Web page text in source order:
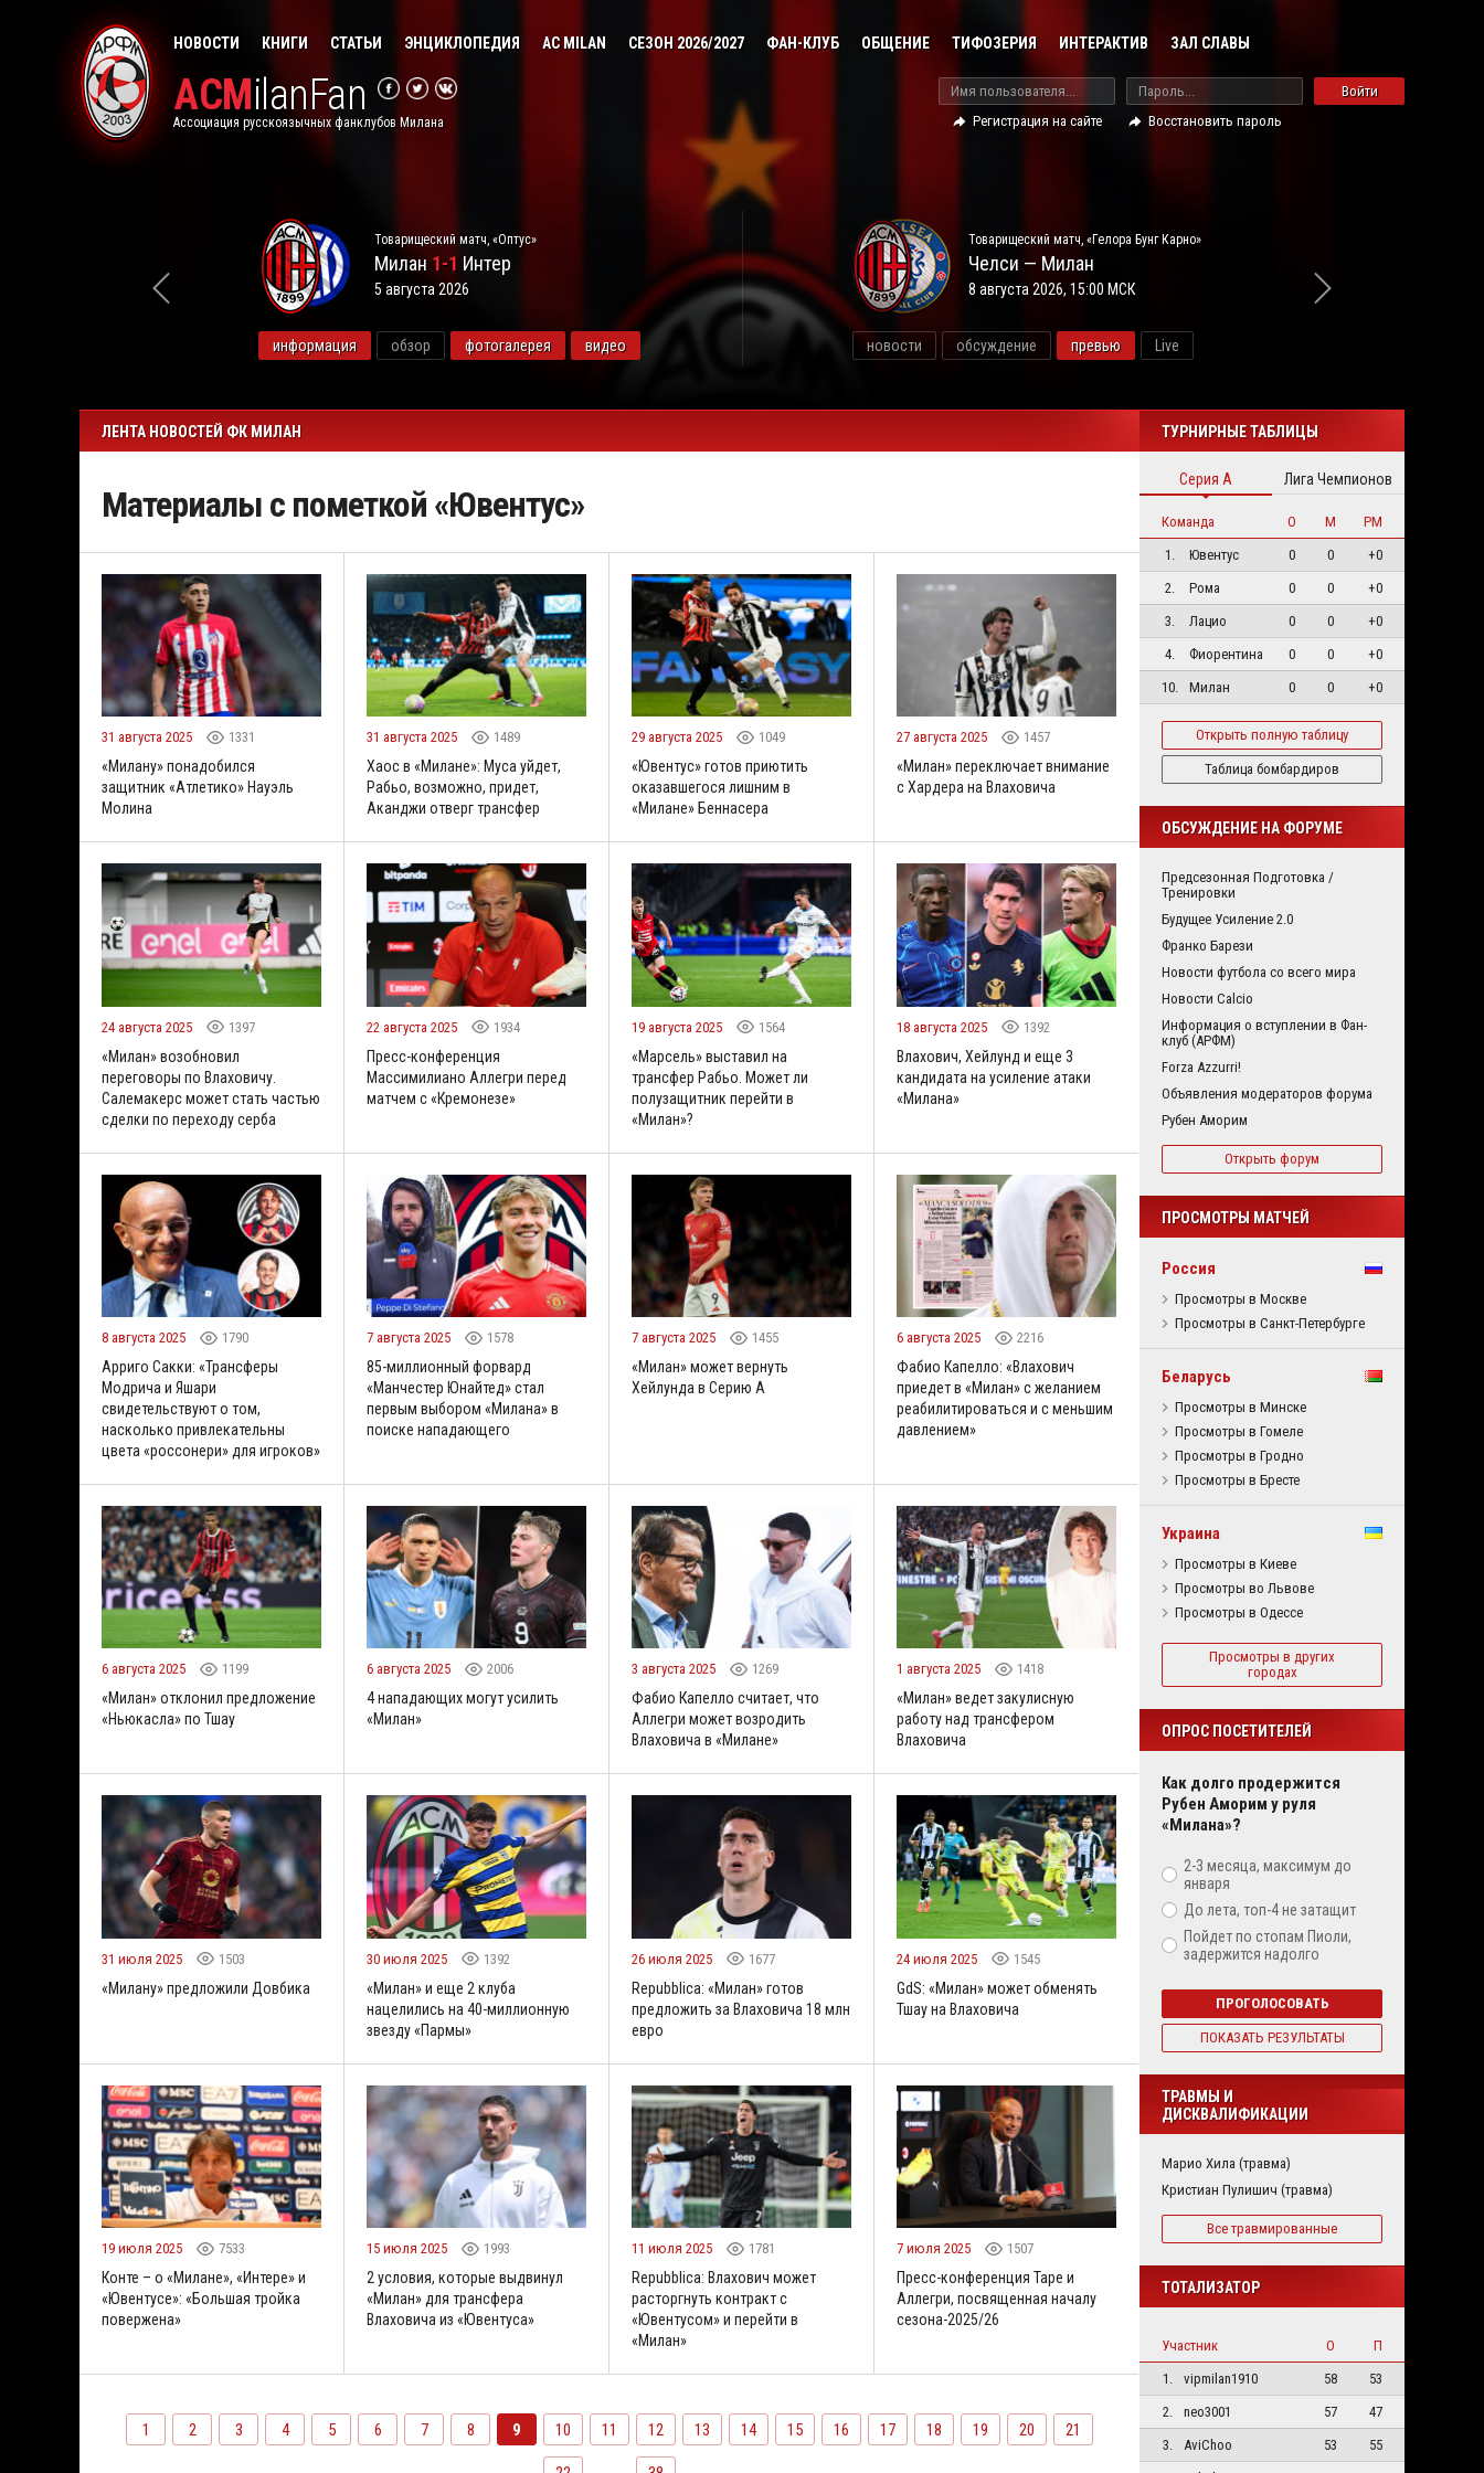
НОВОСТИ КНИГИ СТАТЬИ ЭНЦИКЛОПЕДИЯ AC MILAN СЕЗОН 2026/2027 ФАН-КЛУБ ОБЩЕНИЕ ТИФОЗЕРИЯ ИНТЕРАКТИВ ЗАЛ СЛАВЫ
ACMilanFan
Ассоциация русскоязычных фанклубов Милана
Войти
Регистрация на сайте
Восстановить пароль
Товарищеский матч, «Оптус»
Милан 1-1 Интер
5 августа 2026
информация обзор фотогалерея видео
Товарищеский матч, «Гелора Бунг Карно»
Челси — Милан
8 августа 2026, 15:00 МСК
новости обсуждение превью Live
ЛЕНТА НОВОСТЕЙ ФК МИЛАН
Материалы с пометкой «Ювентус»
31 августа 2025 1331
«Милану» понадобился
защитник «Атлетико» Науэль
Молина
31 августа 2025 1489
Хаос в «Милане»: Муса уйдет,
Рабьо, возможно, придет,
Аканджи отверг трансфер
29 августа 2025 1049
«Ювентус» готов приютить
оказавшегося лишним в
«Милане» Беннасера
27 августа 2025 1457
«Милан» переключает внимание
с Хардера на Влаховича
24 августа 2025 1397
«Милан» возобновил
переговоры по Влаховичу.
Салемакерс может стать частью
сделки по переходу серба
22 августа 2025 1934
Пресс-конференция
Массимилиано Аллегри перед
матчем с «Кремонезе»
19 августа 2025 1564
«Марсель» выставил на
трансфер Рабьо. Может ли
полузащитник перейти в
«Милан»?
18 августа 2025 1392
Влахович, Хейлунд и еще 3
кандидата на усиление атаки
«Милана»
8 августа 2025 1790
Арриго Сакки: «Трансферы
Модрича и Яшари
свидетельствуют о том,
насколько привлекательны
цвета «россонери» для игроков»
7 августа 2025 1578
85-миллионный форвард
«Манчестер Юнайтед» стал
первым выбором «Милана» в
поиске нападающего
7 августа 2025 1455
«Милан» может вернуть
Хейлунда в Серию А
6 августа 2025 2216
Фабио Капелло: «Влахович
приедет в «Милан» с желанием
реабилитироваться и с меньшим
давлением»
6 августа 2025 1199
«Милан» отклонил предложение
«Ньюкасла» по Тшау
6 августа 2025 2006
4 нападающих могут усилить
«Милан»
3 августа 2025 1269
Фабио Капелло считает, что
Аллегри может возродить
Влаховича в «Милане»
1 августа 2025 1418
«Милан» ведет закулисную
работу над трансфером
Влаховича
31 июля 2025 1503
«Милану» предложили Довбика
30 июля 2025 1392
«Милан» и еще 2 клуба
нацелились на 40-миллионную
звезду «Пармы»
26 июля 2025 1677
Repubblica: «Милан» готов
предложить за Влаховича 18 млн
евро
24 июля 2025 1545
GdS: «Милан» может обменять
Тшау на Влаховича
19 июля 2025 7533
Конте – о «Милане», «Интере» и
«Ювентусе»: «Большая тройка
повержена»
15 июля 2025 1993
2 условия, которые выдвинул
«Милан» для трансфера
Влаховича из «Ювентуса»
11 июля 2025 1781
Repubblica: Влахович может
расторгнуть контракт с
«Ювентусом» и перейти в
«Милан»
7 июля 2025 1507
Пресс-конференция Таре и
Аллегри, посвященная началу
сезона-2025/26
1 2 3 4 5 6 7 8 9 10 11 12 13 14 15 16 17 18 19 20 21
ТУРНИРНЫЕ ТАБЛИЦЫ
Серия А Лига Чемпионов
Команда О М
РМ
1.
Ювентус 0 0
+0
2.
Рома 0 0
+0
3.
Лацио 0 0
+0
4.
Фиорентина 0 0
+0
10.
Милан 0 0 +0
Открыть полную таблицу
Таблица бомбардиров
ОБСУЖДЕНИЕ НА ФОРУМЕ
Предсезонная Подготовка /
Тренировки
Будущее Усиление 2.0
Франко Барези
Новости футбола со всего мира
Новости Calcio
Информация о вступлении в Фан-
клуб (АРФМ)
Forza Azzurri!
Объявления модераторов форума
Рубен Аморим
Открыть форум
ПРОСМОТРЫ МАТЧЕЙ
Россия
Просмотры в Москве
Просмотры в Санкт-Петербурге
Беларусь
Просмотры в Минске
Просмотры в Гомеле
Просмотры в Гродно
Просмотры в Бресте
Украина
Просмотры в Киеве
Просмотры во Львове
Просмотры в Одессе
Просмотры в других
городах
ОПРОС ПОСЕТИТЕЛЕЙ
Как долго продержится
Рубен Аморим у руля
«Милана»?
2-3 месяца, максимум до
января
До лета, топ-4 не затащит
Пойдет по стопам Пиоли,
задержится надолго
ПРОГОЛОСОВАТЬ
ПОКАЗАТЬ РЕЗУЛЬТАТЫ
ТРАВМЫ И
ДИСКВАЛИФИКАЦИИ
Марио Хила (травма)
Кристиан Пулишич (травма)
Все травмированные
ТОТАЛИЗАТОР
Участник О
П
1.
vipmilan1910 58
53
2.
neo3001 57
47
3.
AviChoo 53
55